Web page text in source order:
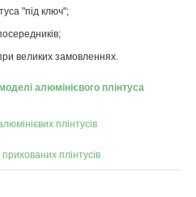
"під ключ";
великих замовленнях.
алюмінієвого плінтуса
плінтусів
плінтусів